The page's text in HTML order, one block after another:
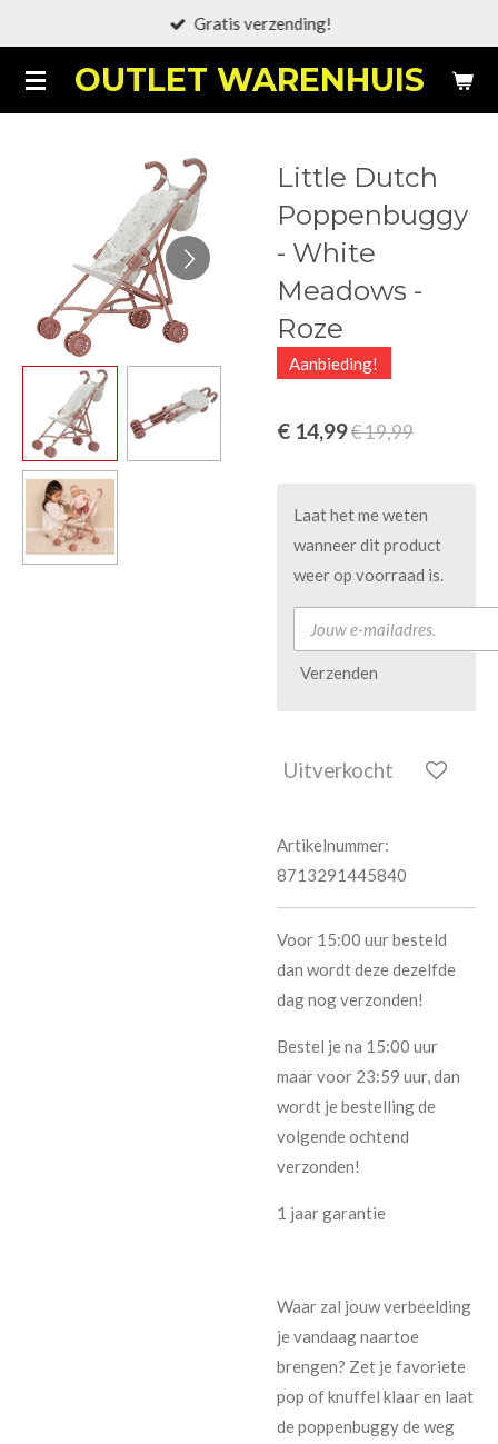
naar
de
OUTLET WARENHUIS
Gratis verzending!
Little Dutch
Poppenbuggy
- White
Meadows -
Roze
Aanbieding!
€ 14,99€ 19,99
Laat het me weten
wanneer dit product
weer op voorraad is.
Verzenden
Uitverkocht
Artikelnummer:
8713291445840
Voor 15:00 uur besteld
dan wordt deze dezelfde
dag nog verzonden!
Bestel je na 15:00 uur
maar voor 23:59 uur, dan
wordt je bestelling de
volgende ochtend
verzonden!
1 jaar garantie
Waar zal jouw verbeelding
je vandaag naartoe
brengen? Zet je favoriete
pop of knuffel klaar en laat
de poppenbuggy de weg